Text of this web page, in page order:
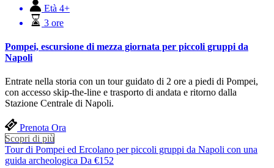
Età 4+
3 ore
Pompei, escursione di mezza giornata per piccoli gruppi da
Napoli
Entrate nella storia con un tour guidato di 2 ore a piedi di Pompei,
con accesso skip-the-line e trasporto di andata e ritorno dalla
Stazione Centrale di Napoli.
Prenota Ora
Scopri di più
Tour di Pompei ed Ercolano per piccoli gruppi da Napoli con una
guida archeologica Da €152